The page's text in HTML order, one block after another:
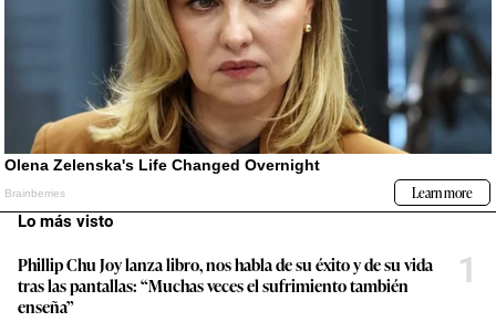
Lo más visto
Phillip Chu Joy lanza libro, nos habla de su éxito y de su vida
tras las pantallas: “Muchas veces el sufrimiento también
enseña”
1